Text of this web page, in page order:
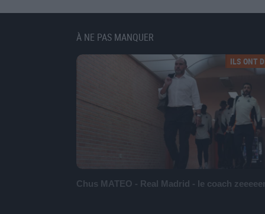
À NE PAS MANQUER
ILS ONT
Chus MATEO - Real Madrid - le coach